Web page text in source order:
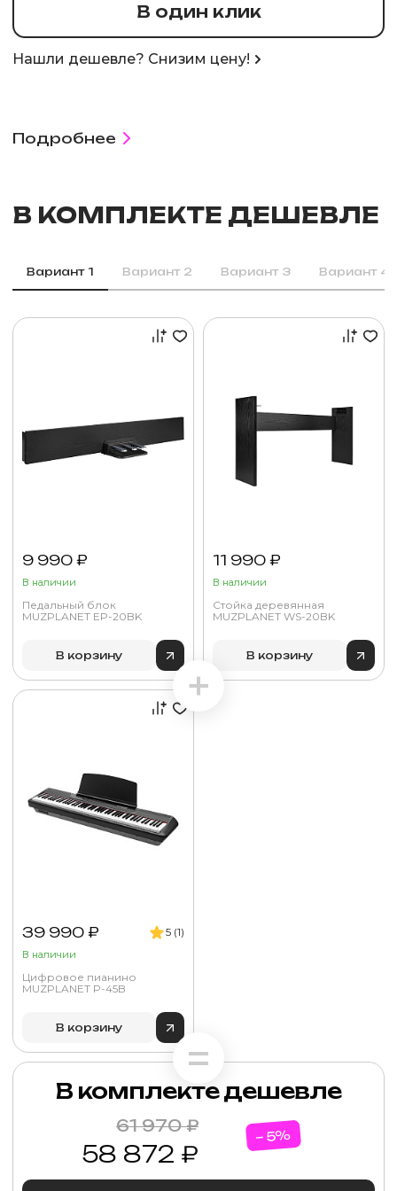
В один клик
Нашли дешевле? Снизим цену!
Подробнее
В КОМПЛЕКТЕ ДЕШЕВЛЕ
Вариант 1 Вариант 2 Вариант 3 Вариант 4
9 990 ₽
В наличии
Педальный блок
MUZPLANET EP-20BK
В корзину
11 990 ₽
В наличии
Стойка деревянная
MUZPLANET WS-20BK
В корзину
39 990 ₽ 5 (1)
В наличии
Цифровое пианино
MUZPLANET P-45B
В корзину
В комплекте дешевле
− 5%
61 970 ₽
58 872 ₽